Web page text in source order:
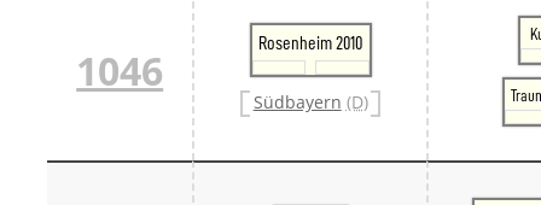
1046
Rosenheim 2010
Südbayern (D)